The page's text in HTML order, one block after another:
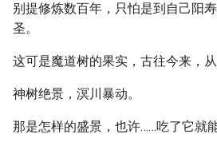
别提修炼数百年，只怕是到自己阳
圣。
这可是魔道树的果实，古往今来，从
神树绝景，溟川暴动。
那是怎样的盛景，也许……吃了它就